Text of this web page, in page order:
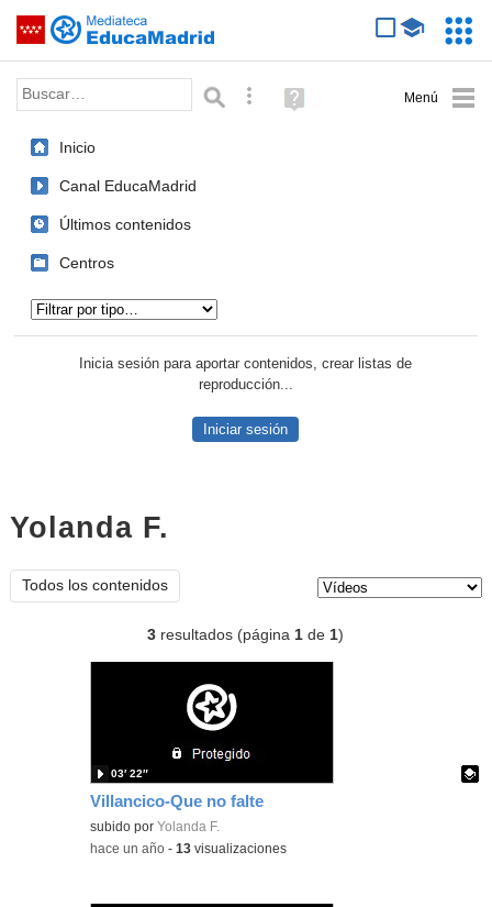
Saltar navegación
Palabra o frase: Búsqueda avanzada
Ayuda
(en
Inicio
Canal EducaMadrid
Últimos contenidos
Centros
Inicia sesión para aportar contenidos, crear listas de
reproducción...
Iniciar sesión
Yolanda F.
Todos los contenidos
3 resultados (página1 de1)
Villancico-Que no falte
Contenido educativo.
subido porYolanda F.
03′ 22″
-hace un año -13 visualizaciones